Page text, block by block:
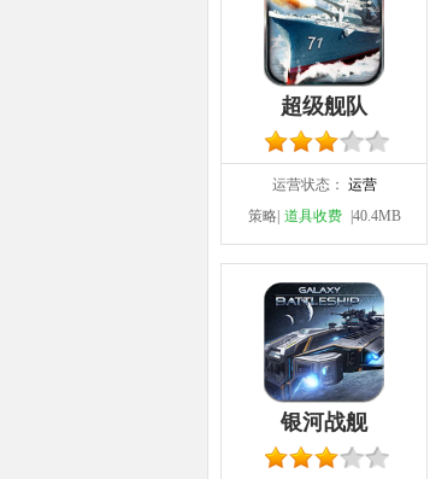
超级舰队
运营状态： 运营
策略| 道具收费 |40.4MB
银河战舰